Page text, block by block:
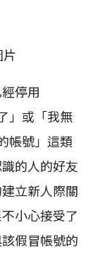
停用
」或「我無
帳號」這類
的人的好友
立新人際關
小心接受了
假冒帳號的